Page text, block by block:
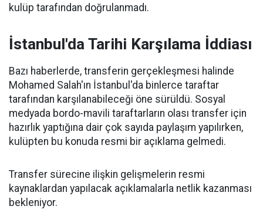
kulüp tarafından doğrulanmadı.
İstanbul'da Tarihi Karşılama İddiası
Bazı haberlerde, transferin gerçekleşmesi halinde
Mohamed Salah'ın İstanbul'da binlerce taraftar
tarafından karşılanabileceği öne sürüldü. Sosyal
medyada bordo-mavili taraftarların olası transfer için
hazırlık yaptığına dair çok sayıda paylaşım yapılırken,
kulüpten bu konuda resmi bir açıklama gelmedi.
Transfer sürecine ilişkin gelişmelerin resmi
kaynaklardan yapılacak açıklamalarla netlik kazanması
bekleniyor.